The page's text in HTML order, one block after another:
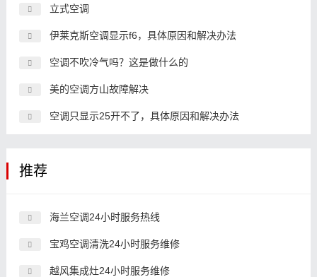
立式空调
伊莱克斯空调显示f6，具体原因和解决办法
空调不吹冷气吗？这是做什么的
美的空调方山故障解决
空调只显示25开不了，具体原因和解决办法
推荐
海兰空调24小时服务热线
宝鸡空调清洗24小时服务维修
越风集成灶24小时服务维修